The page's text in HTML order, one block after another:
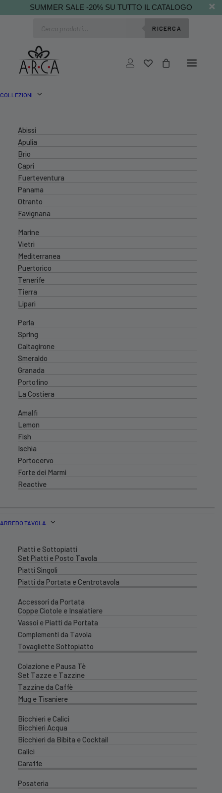
SUMMER SALE -20% SU TUTTO IL CATALOGO
RICERCA
COLLEZIONI
Abissi
Apulia
Brio
Capri
Fuerteventura
Panama
Otranto
Favignana
Marine
Vietri
Mediterranea
Puertorico
Tenerife
Tierra
Lipari
Perla
Spring
Caltagirone
Smeraldo
Granada
Portofino
La Costiera
Amalfi
Lemon
Fish
Ischia
Portocervo
Forte dei Marmi
Reactive
ARREDO TAVOLA
Piatti e Sottopiatti
Set Piatti e Posto Tavola
Piatti Singoli
Piatti da Portata e Centrotavola
Accessori da Portata
Coppe Ciotole e Insalatiere
Vassoi e Piatti da Portata
Complementi da Tavola
Tovagliette Sottopiatto
Colazione e Pausa Tè
Set Tazze e Tazzine
Tazzine da Caffè
Mug e Tisaniere
Bicchieri e Calici
Bicchieri Acqua
Bicchieri da Bibita e Cocktail
Calici
Caraffe
Posateria